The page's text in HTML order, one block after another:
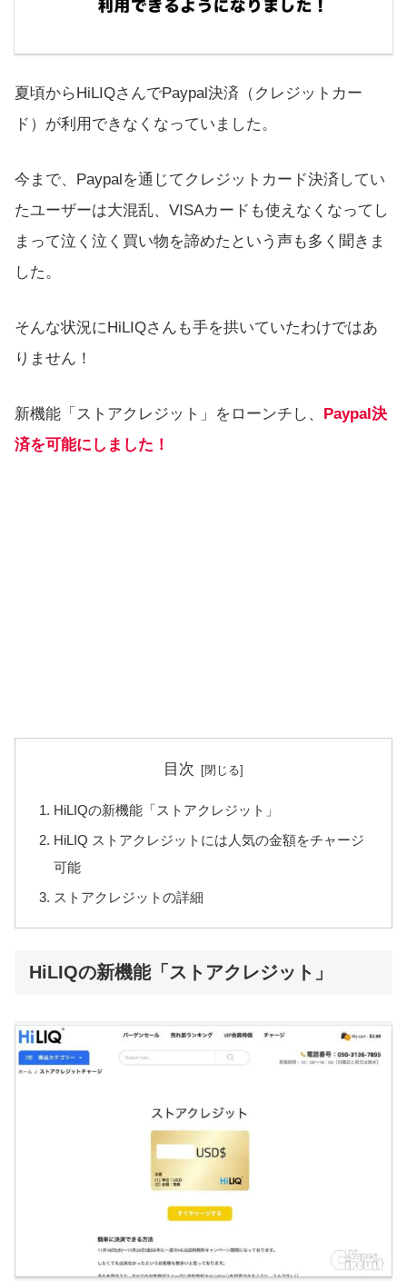
夏頃からHiLIQさんでPaypal決済（クレジットカー
ド）が利用できなくなっていました。
今まで、Paypalを通じてクレジットカード決済してい
たユーザーは大混乱、VISAカードも使えなくなってし
まって泣く泣く買い物を諦めたという声も多く聞きま
した。
そんな状況にHiLIQさんも手を拱いていたわけではあ
りません！
新機能「ストアクレジット」をローンチし、
Paypal決
済を可能にしました！
目次
HiLIQの新機能「ストアクレジット」
HiLIQ ストアクレジットには人気の金額をチャージ
可能
ストアクレジットの詳細
HiLIQの新機能「ストアクレジット」